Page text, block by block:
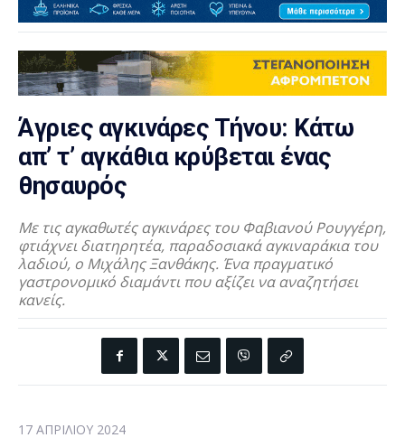
Άγριες αγκινάρες Τήνου: Κάτω
απ’ τ’ αγκάθια κρύβεται ένας
θησαυρός
Με τις αγκαθωτές αγκινάρες του Φαβιανού Ρουγγέρη,
φτιάχνει διατηρητέα, παραδοσιακά αγκιναράκια του
λαδιού, ο Μιχάλης Ξανθάκης. Ένα πραγματικό
γαστρονομικό διαμάντι που αξίζει να αναζητήσει
κανείς.
17 ΑΠΡΙΛΊΟΥ 2024